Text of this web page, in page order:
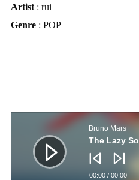
音
Bruno Mars
The Lazy
00:00/ 00:00
Artist: rui
Genre: POP